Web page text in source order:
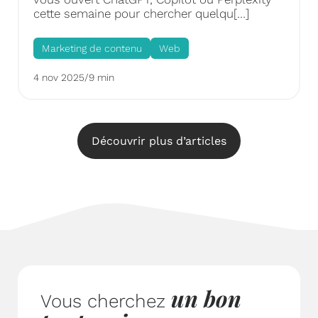
cette semaine pour chercher quelqu[…]
Marketing de contenu Web
4 nov 2025/9 min
Découvrir plus d’articles
Vous cherchez un bon